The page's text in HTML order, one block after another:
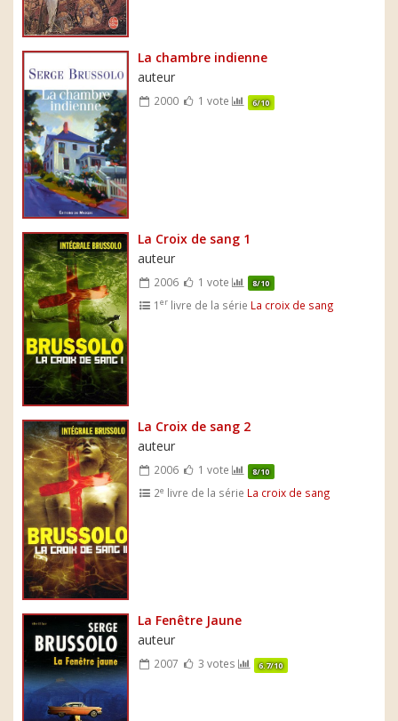
La chambre indienne
auteur
2000 1 vote 6/10
La Croix de sang 1
auteur
2006 1 vote 8/10
1er livre de la série La croix de sang
La Croix de sang 2
auteur
2006 1 vote 8/10
2e livre de la série La croix de sang
La Fenêtre Jaune
auteur
2007 3 votes 6.7/10